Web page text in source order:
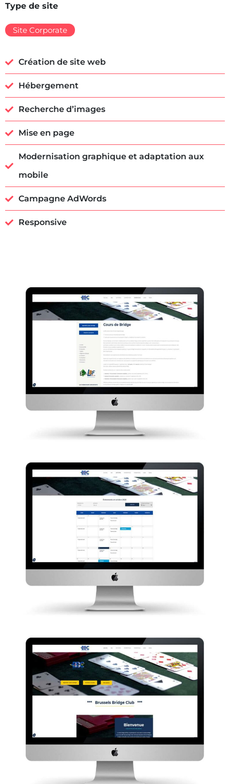
Type de site
Site Corporate
Création de site web
Hébergement
Recherche d’images
Mise en page
Modernisation graphique et adaptation aux
mobile
Campagne AdWords
Responsive